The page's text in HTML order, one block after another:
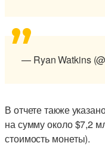
— Ryan Watkins
В отчете также
на сумму около $7,2
стоимость монеты).